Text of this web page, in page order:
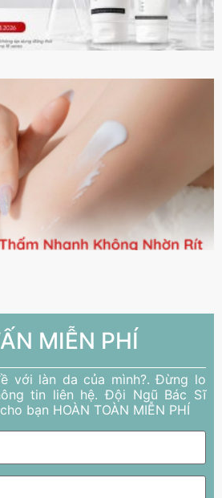
MIỄN PHÍ
với làn da của mình?. Đừng lo
tin liên hệ. Đội Ngũ Bác Sĩ
bạn HOÀN TOÀN MIỄN PHÍ